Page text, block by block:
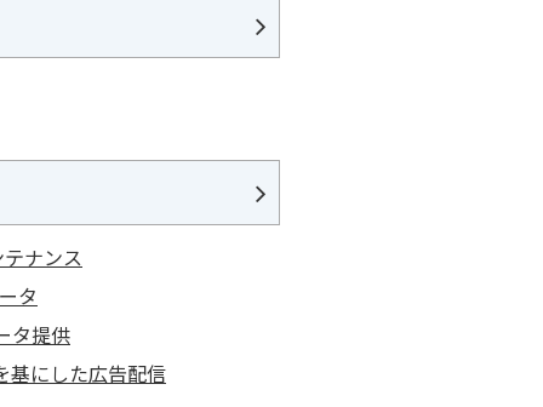
ナンス
タ
タ提供
にした広告配信